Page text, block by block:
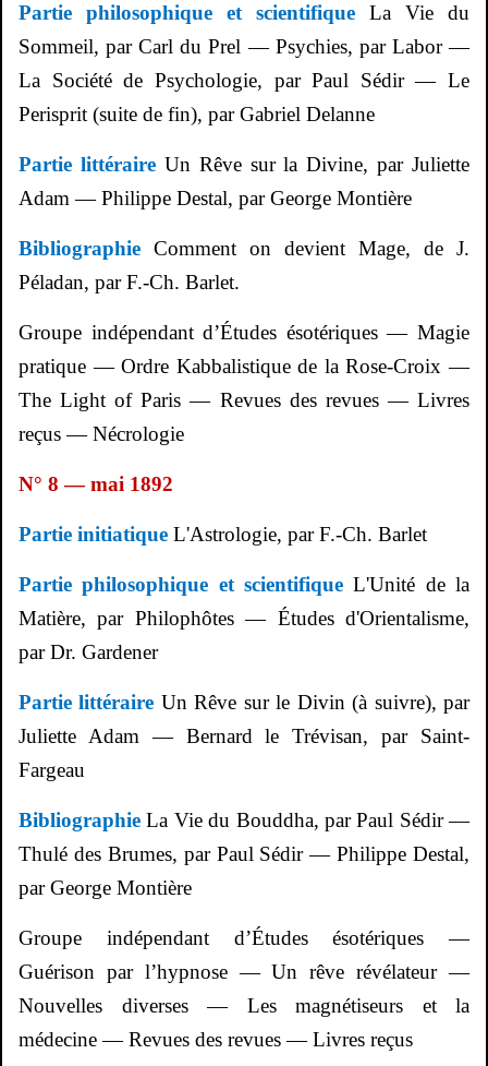
Partie philosophique et scientifique La Vie du
Sommeil, par Carl duPrel — Psychies, par Labor —
La Société de Psychologie, par Paul Sédir— Le
Perisprit (suite de fin), par Gabriel Delanne
Partie littéraireUn Rêve sur la Divine, par Juliette
Adam — Philippe Destal, par George Montière
Bibliographie Comment on devient Mage, de J.
Péladan, par F.-Ch. Barlet.
Groupe indépendant d’Études ésotériques — Magie
pratique — Ordre Kabbalistique de la Rose-Croix —
The Light of Paris — Revues des revues — Livres
reçus — Nécrologie
N° 8 — mai 1892
Partie initiatique L'Astrologie, par F.-Ch. Barlet
Partie philosophique et scientifique L'Unité de la
Matière, par Philophôtes— Études d'Orientalisme,
par Dr. Gardener
Partie littéraire Un Rêve sur le Divin (à suivre), par
Juliette Adam — Bernard le Trévisan, par Saint-
Fargeau
Bibliographie La Vie du Bouddha, par Paul Sédir—
Thulé des Brumes, par Paul Sédir— Philippe Destal,
par George Montière
Groupe indépendant d’Études ésotériques —
Guérison par l’hypnose — Un rêve révélateur —
Nouvelles diverses — Les magnétiseurs et la
médecine — Revues des revues — Livres reçus